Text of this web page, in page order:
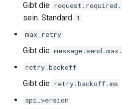
unbrotli
unzstd
Gibt die
sein. Standard 1 .
max_retry
Gibt die
retry_backoff
Gibt die retry.backoff.ms
api_version